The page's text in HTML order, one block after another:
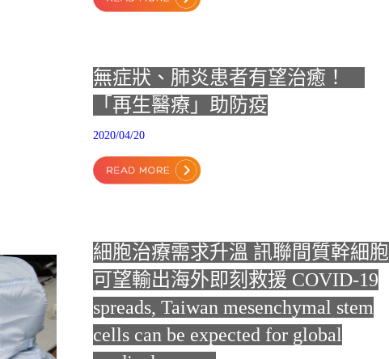
無症狀、肺炎患者有望治癒！
「再生醫療」助防疫
2020/04/20
細胞治療需求升溫 訊聯間質幹細胞
可望輸出海外即刻救援 COVID-19
spreads, Taiwan mesenchymal stem
cells can be expected for global